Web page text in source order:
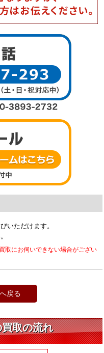
いただけます。
取にお伺いできない場合がござい
戻る